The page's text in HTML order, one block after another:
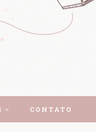
CONTATO